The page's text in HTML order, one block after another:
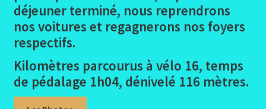
déjeuner terminé, nous reprendrons
nos voitures et regagnerons nos foyers
respectifs.
Kilomètres parcourus à vélo 16, temps
de pédalage 1h04, dénivelé 116 mètres.